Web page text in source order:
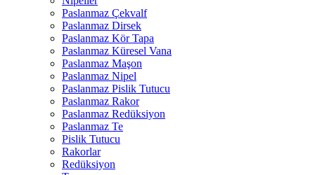
Paslanmaz Çekvalf
Paslanmaz Dirsek
Paslanmaz Kör Tapa
Paslanmaz Küresel Vana
Paslanmaz Maşon
Paslanmaz Nipel
Paslanmaz Pislik Tutucu
Paslanmaz Rakor
Paslanmaz Redüksiyon
Paslanmaz Te
Pislik Tutucu
Rakorlar
Redüksiyon